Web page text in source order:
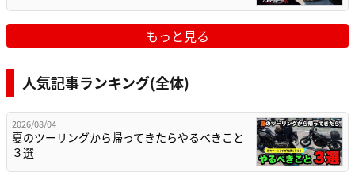
もっと見る
人気記事ランキング(全体)
2026/08/04
夏のツーリングから帰ってきたらやるべきこと
３選